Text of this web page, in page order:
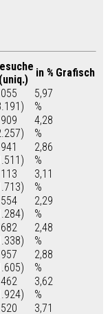
(uniq.)
in % Grafisch
5,97
%
4,28
%
2,86
%
3,11
%
2,29
%
2,48
%
2,88
%
3,62
%
3,71